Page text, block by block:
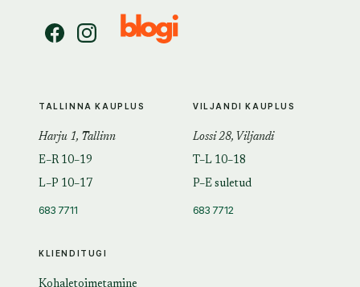
KLIENDITUGI
TALLINNA KAUPLUS
Harju 1, Tallinn
E–R 10–19
L–P 10–17
683 7711
VILJANDI KAUPLUS
Lossi 28, Viljandi
T–L 10–18
P–E suletud
683 7712